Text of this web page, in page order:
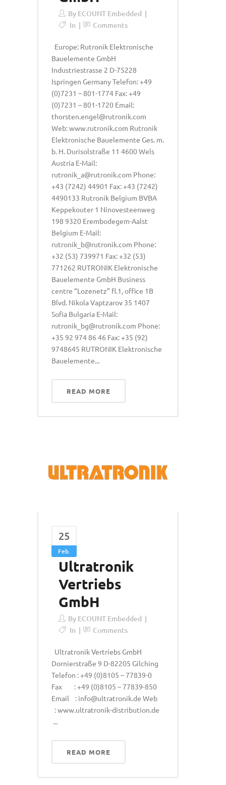
By ECOUNT Embedded
In
Comments
Europe: Rutronik Elektronische
Bauelemente GmbH
Industriestrasse 2 D-75228
Ispringen Germany Telefon: +49
(0)7231 – 801-1774 Fax: +49
(0)7231 – 801-1720 Email:
thorsten.engel@rutronik.com
Web: www.rutronik.com Rutronik
Elektronische Bauelemente Ges. m.
b. H. Durisolstraße 11 4600 Wels
Austria E-Mail:
rutronik_a@rutronik.com Phone:
+43 (7242) 44901 Fax: +43 (7242)
4490133 Rutronik Belgium BVBA
Keppekouter 1 Ninovesteenweg
198 9320 Erembodegem-Aalst
Belgium E-Mail:
rutronik_b@rutronik.com Phone:
+32 (53) 739971 Fax: +32 (53)
771262 RUTRONIK Elektronische
Bauelemente GmbH Business
centre “Lozenetz” fl.1, office 1B
Blvd. Nikola Vaptzarov 35 1407
Sofia Bulgaria E-Mail:
rutronik_bg@rutronik.com Phone:
+35 92 974 86 46 Fax: +35 (92)
9748645 RUTRONIK Elektronische
Bauelemente...
READ MORE
25
Feb.
Ultratronik
Vertriebs
GmbH
By ECOUNT Embedded
In
Comments
Ultratronik Vertriebs GmbH
Dornierstraße 9 D-82205 Gilching
Telefon : +49 (0)8105 – 77839-0
Fax : +49 (0)8105 – 77839-850
Email : info@ultratronik.de Web
: www.ultratronik-distribution.de
...
READ MORE